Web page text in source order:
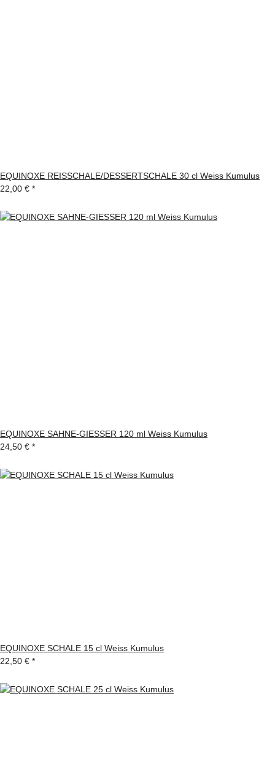
EQUINOXE REISSCHALE/DESSERTSCHALE 30 cl Weiss Kumulus
22,00 € *
EQUINOXE SAHNE-GIESSER 120 ml Weiss Kumulus
24,50 € *
EQUINOXE SCHALE 15 cl Weiss Kumulus
22,50 € *